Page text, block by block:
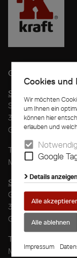
Cookies
Wir möchten
um Ihnen ein
können hier
erlauben und
Google
Details anzeigen
Alle
Alle ablehnen
Impressum
G. Kraft
Standort Rietberg-
Speckenstraße 6
33397 Rietberg-
Germany
T
+49 2944 804-0
M
info@kraft-
Standort
Grüner Weg 6
33449 Langenberg
Germany
T
M
info@kraft-